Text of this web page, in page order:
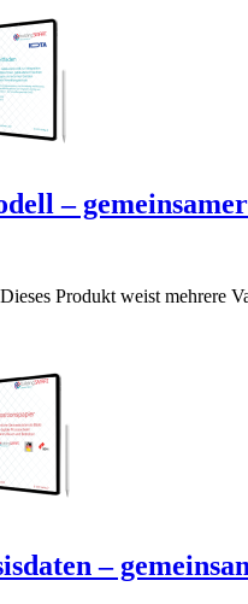
–
Dieses Produkt weist mehrere
–